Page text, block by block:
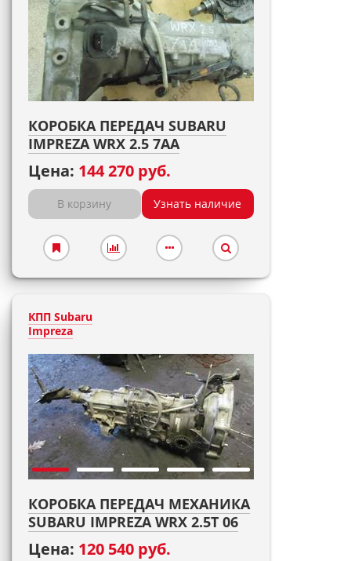
КОРОБКА ПЕРЕДАЧ SUBARU
IMPREZA WRX 2.5 7AA
Цена: 144 270 руб.
В корзину Узнать наличие
КПП Subaru
Impreza
КОРОБКА ПЕРЕДАЧ МЕХАНИКА
SUBARU IMPREZA WRX 2.5T 06
Цена: 120 540 руб.